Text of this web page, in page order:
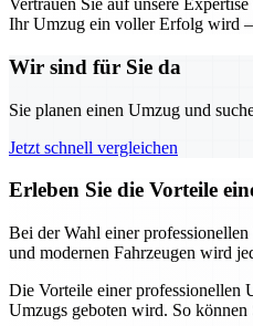
Vertrauen Sie auf unsere
Ihr Umzug ein voller Erfolg wird
Wir sind für Sie da
Sie planen einen Umzug und
Jetzt schnell vergleichen
Erleben Sie die Vorteile
Bei der Wahl einer
und modernen Fahrzeugen wird
Die Vorteile einer professionellen
Umzugs geboten wird. So können